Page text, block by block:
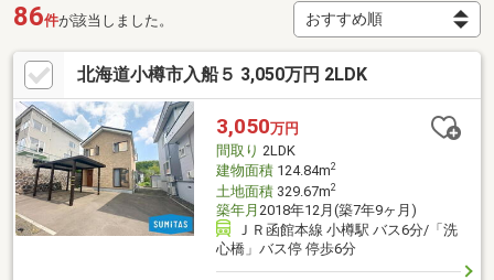
86件が該当しました。
北海道小樽市入船５ 3,050万円 2LDK
3,050万円
間取り 2LDK
建物面積124.84m2
土地面積329.67m2
築年月 2018年12月(築7年9ヶ月)
ＪＲ函館本線 小樽駅 バス6分/「洗
心橋」バス停 停歩6分